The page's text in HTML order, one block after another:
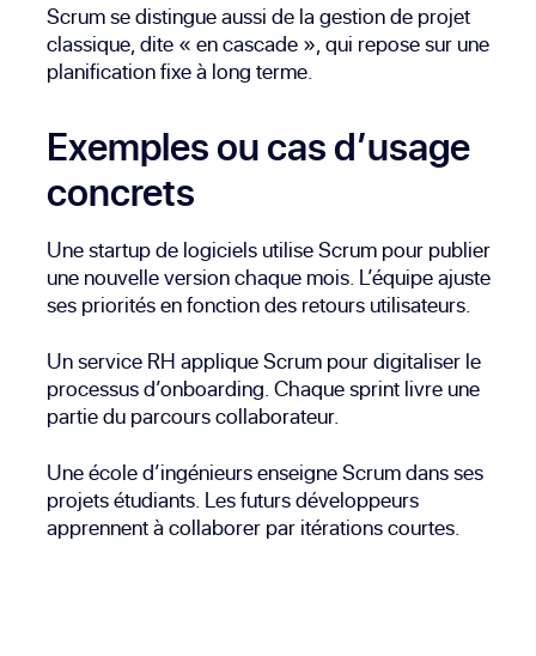
Scrum se distingue aussi de la gestion de projet
classique, dite « en cascade », qui repose sur une
planification fixe à long terme.
Exemples ou cas d’usage
concrets
Une startup de logiciels utilise Scrum pour publier
une nouvelle version chaque mois. L’équipe ajuste
ses priorités en fonction des retours utilisateurs.
Un service RH applique Scrum pour digitaliser le
processus d’onboarding. Chaque sprint livre une
partie du parcours collaborateur.
Une école d’ingénieurs enseigne Scrum dans ses
projets étudiants. Les futurs développeurs
apprennent à collaborer par itérations courtes.